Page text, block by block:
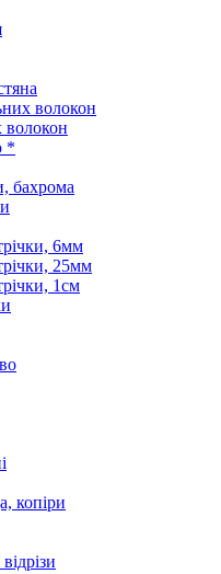
волокон
*
бахрома
6мм
25мм
1см
копіри